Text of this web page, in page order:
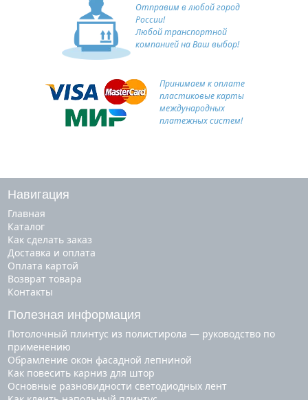
Отправим в любой город
России!
Любой транспортной
компанией на Ваш выбор!
Принимаем к оплате
пластиковые карты
международных
платежных систем!
Навигация
Главная
Каталог
Как сделать заказ
Доставка и оплата
Оплата картой
Возврат товара
Контакты
Полезная информация
Потолочный плинтус из полистирола — руководство по
применению
Обрамление окон фасадной лепниной
Как повесить карниз для штор
Основные разновидности светодиодных лент